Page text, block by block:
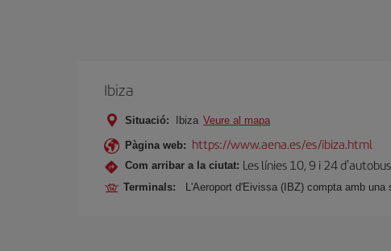
Ibiza
Situació: Ibiza Veure al mapa
Pàgina web: https://www.aena.es/es/ibiza.html
Com arribar a la ciutat: Les línies 10, 9 i 24
Terminals: L'Aeroport d'Eivissa (IBZ) compta amb